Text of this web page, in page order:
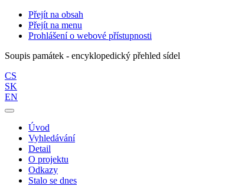
Přejít na obsah
Přejít na menu
Prohlášení o webové přístupnosti
Soupis památek - encyklopedický přehled sídel
CS
SK
EN
Úvod
Vyhledávání
Detail
O projektu
Odkazy
Stalo se dnes